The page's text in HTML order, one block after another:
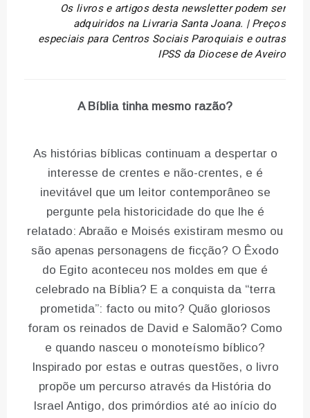
Os livros e artigos desta newsletter podem ser
adquiridos na Livraria Santa Joana. | Preços
especiais para Centros Sociais Paroquiais e outras
IPSS da Diocese de Aveiro
A Bíblia tinha mesmo razão?
As histórias bíblicas continuam a despertar o
interesse de crentes e não-crentes, e é
inevitável que um leitor contemporâneo se
pergunte pela historicidade do que lhe é
relatado: Abraão e Moisés existiram mesmo ou
são apenas personagens de ficção? O Êxodo
do Egito aconteceu nos moldes em que é
celebrado na Bíblia? E a conquista da “terra
prometida”: facto ou mito? Quão gloriosos
foram os reinados de David e Salomão? Como
e quando nasceu o monoteísmo bíblico?
Inspirado por estas e outras questões, o livro
propõe um percurso através da História do
Israel Antigo, dos primórdios até ao início do